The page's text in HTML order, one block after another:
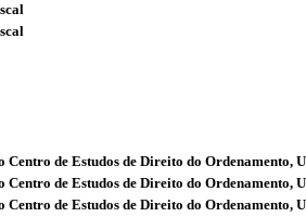
Centro de Estudos de Direito do Ordenamento,
Centro de Estudos de Direito do Ordenamento,
Centro de Estudos de Direito do Ordenamento,